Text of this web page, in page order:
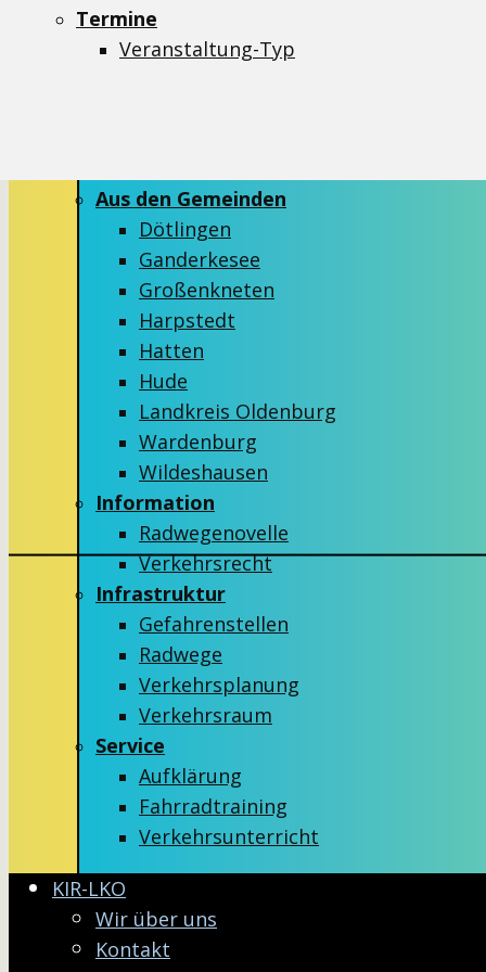
Termine
Veranstaltung-Typ
Aktionen
Critical Mass
Aus den Gemeinden
Dötlingen
Ganderkesee
Großenkneten
Harpstedt
Hatten
Hude
Landkreis Oldenburg
Wardenburg
Wildeshausen
Information
Radwegenovelle
Verkehrsrecht
Infrastruktur
Gefahrenstellen
Radwege
Verkehrsplanung
Verkehrsraum
Service
Aufklärung
Fahrradtraining
Verkehrsunterricht
KIR-LKO
Wir über uns
Kontakt